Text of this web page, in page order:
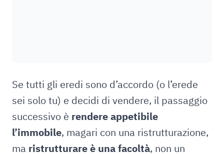
Se tutti gli eredi sono d’accordo (o l’erede
sei solo tu) e decidi di vendere, il passaggio
successivo è rendere appetibile
l’immobile, magari con una ristrutturazione,
ma ristrutturare è una facoltà, non un